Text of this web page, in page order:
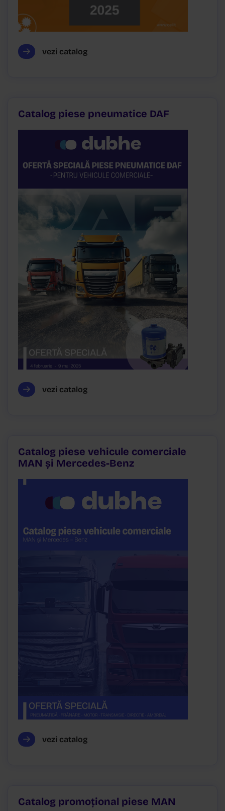
vezi catalog
Catalog piese pneumatice DAF
vezi catalog
Catalog piese vehicule comerciale
MAN și Mercedes-Benz
vezi catalog
Catalog promoțional piese MAN